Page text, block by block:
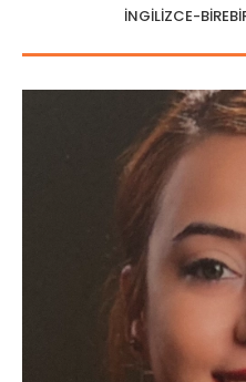
İNGİLİZCE-